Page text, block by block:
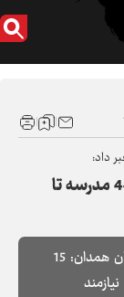
داد:
افزایش ظرفیت آموزشی استان با تحویل 44 مدرسه تا
رئیس هیئت مدیره مجمع خیرین مدرسه‌ساز استان همدان: 15
تخریب و 35 درصد نیازمند